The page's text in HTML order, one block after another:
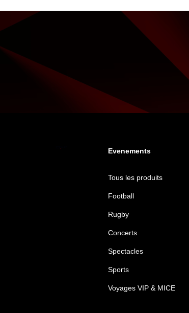
Evenements
Tous les produits
Football
Rugby
Concerts
Spectacles
Sports
Voyages VIP & MICE